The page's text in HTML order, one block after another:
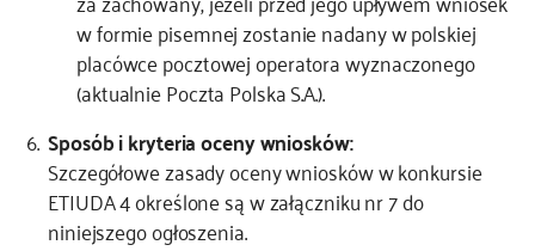
w formie pisemnej zostanie nadany w polskiej
placówce pocztowej operatora wyznaczonego
(aktualnie Poczta Polska S.A.).
Sposób i kryteria oceny wniosków:
Szczegółowe zasady oceny wniosków w konkursie
ETIUDA 4 określone są w załączniku nr 7 do
niniejszego ogłoszenia.